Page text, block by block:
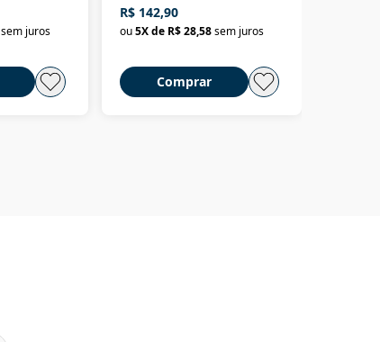
sem juros
até a Bolívia e por Marajó
até dizer chega
R$ 142,90
ou5X de R$ 28,58sem juros
Comprar